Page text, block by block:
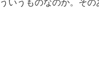
いうものなのか。そ